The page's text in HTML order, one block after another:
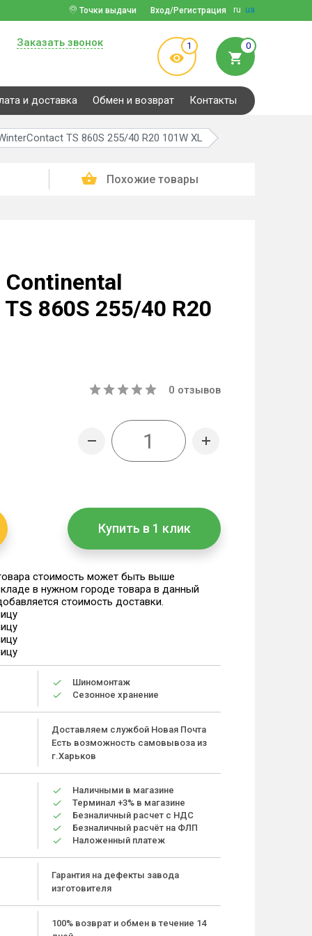
ru ua
Вход/Регистрация
Точки выдачи
Заказать звонок 1 0
и доставка Обмен и возврат Контакты
TS 860S 255/40 R20 101W XL
Похожие товары
860S 255/40 R20
0 отзывов
Купить в 1 клик
стоимость может быть выше
в нужном городе товара в данный
стоимость доставки.
Шиномонтаж
Сезонное хранение
Доставляем службой Новая Почта
Есть возможность самовывоза из
г.Харьков
Наличными в магазине
Терминал +3% в магазине
Безналичный расчет с НДС
Безналичный расчёт на ФЛП
Наложенный платеж
Гарантия на дефекты завода
изготовителя
100% возврат и обмен в течение 14